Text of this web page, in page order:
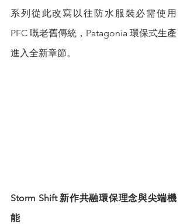
系列從此改寫以往防水服裝必需使用
PFC 嘅老舊傳統，Patagonia 環保式生產
進入全新章節。
Storm Shift 新作共融環保理念與尖端機
能